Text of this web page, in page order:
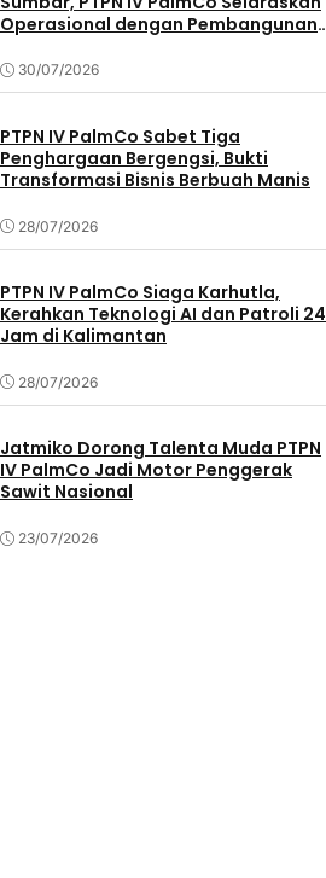
Operasional dengan Pembangunan
30/07/2026
PTPN IV PalmCo Sabet Tiga
Penghargaan Bergengsi, Bukti
Transformasi Bisnis Berbuah Manis
28/07/2026
PTPN IV PalmCo Siaga Karhutla,
Kerahkan Teknologi AI dan Patroli 24
Jam di Kalimantan
28/07/2026
Jatmiko Dorong Talenta Muda PTPN
IV PalmCo Jadi Motor Penggerak
Sawit Nasional
23/07/2026